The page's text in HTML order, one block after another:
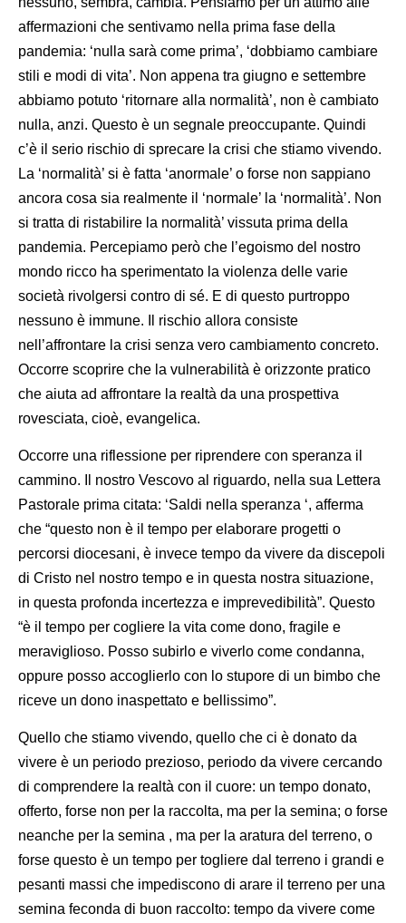
affermazioni che sentivamo nella prima fase della
pandemia: ‘nulla sarà come prima’, ‘dobbiamo cambiare
stili e modi di vita’. Non appena tra giugno e settembre
abbiamo potuto ‘ritornare alla normalità’, non è cambiato
nulla, anzi. Questo è un segnale preoccupante. Quindi
c’è il serio rischio di sprecare la crisi che stiamo vivendo.
La ‘normalità’ si è fatta ‘anormale’ o forse non sappiano
ancora cosa sia realmente il ‘normale’ la ‘normalità’. Non
si tratta di ristabilire la normalità’ vissuta prima della
pandemia. Percepiamo però che l’egoismo del nostro
mondo ricco ha sperimentato la violenza delle varie
società rivolgersi contro di sé. E di questo purtroppo
nessuno è immune. Il rischio allora consiste
nell’affrontare la crisi senza vero cambiamento concreto.
Occorre scoprire che la vulnerabilità è orizzonte pratico
che aiuta ad affrontare la realtà da una prospettiva
rovesciata, cioè, evangelica.
Occorre una riflessione per riprendere con speranza il
cammino. Il nostro Vescovo al riguardo, nella sua Lettera
Pastorale prima citata: ‘Saldi nella speranza ‘, afferma
che “questo non è il tempo per elaborare progetti o
percorsi diocesani, è invece tempo da vivere da discepoli
di Cristo nel nostro tempo e in questa nostra situazione,
in questa profonda incertezza e imprevedibilità”. Questo
“è il tempo per cogliere la vita come dono, fragile e
meraviglioso. Posso subirlo e viverlo come condanna,
oppure posso accoglierlo con lo stupore di un bimbo che
riceve un dono inaspettato e bellissimo”.
Quello che stiamo vivendo, quello che ci è donato da
vivere è un periodo prezioso, periodo da vivere cercando
di comprendere la realtà con il cuore: un tempo donato,
offerto, forse non per la raccolta, ma per la semina; o forse
neanche per la semina , ma per la aratura del terreno, o
forse questo è un tempo per togliere dal terreno i grandi e
pesanti massi che impediscono di arare il terreno per una
semina feconda di buon raccolto: tempo da vivere come